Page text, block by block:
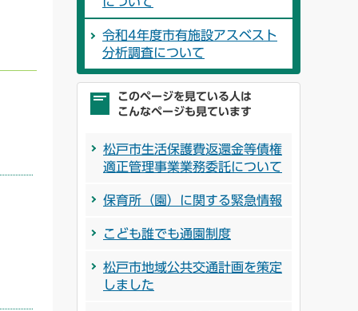
令和4年度市有施設アスベスト
分析調査について
このページを見ている人は
こんなページも見ています
松戸市生活保護費返還金等債権
適正管理事業業務委託について
保育所（園）に関する緊急情報
こども誰でも通園制度
松戸市地域公共交通計画を策定
しました